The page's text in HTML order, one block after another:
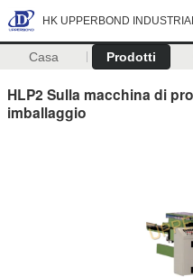
HK UPPERBOND
Casa Prodotti
HLP2 Sulla macchina di
imballaggio